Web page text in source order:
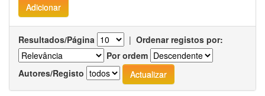
Resultados/Página | Ordenar registos por:
Por ordem
Autores/Registo